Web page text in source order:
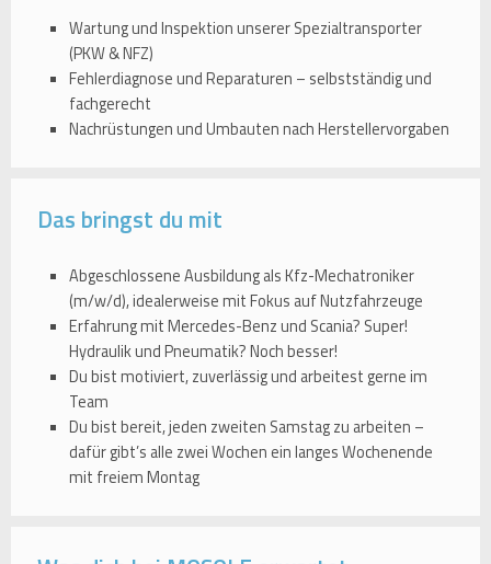
Wartung und Inspektion unserer Spezialtransporter
(PKW & NFZ)
Fehlerdiagnose und Reparaturen – selbstständig und
fachgerecht
Nachrüstungen und Umbauten nach Herstellervorgaben
Das bringst du mit
Abgeschlossene Ausbildung als Kfz-Mechatroniker
(m/w/d), idealerweise mit Fokus auf Nutzfahrzeuge
Erfahrung mit Mercedes-Benz und Scania? Super!
Hydraulik und Pneumatik? Noch besser!
Du bist motiviert, zuverlässig und arbeitest gerne im
Team
Du bist bereit, jeden zweiten Samstag zu arbeiten –
dafür gibt’s alle zwei Wochen ein langes Wochenende
mit freiem Montag